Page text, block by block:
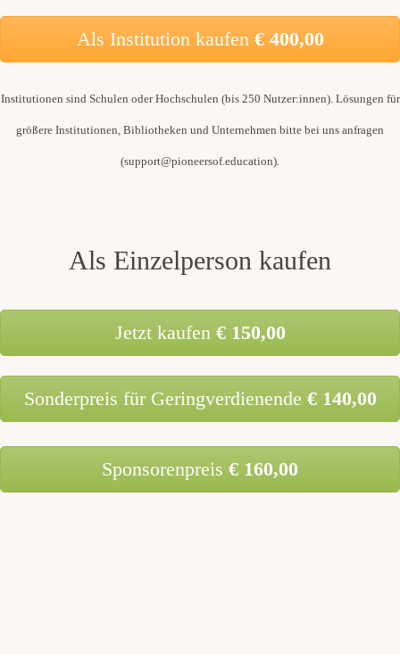
Als Institution kaufen € 400,00
Institutionen sind Schulen oder Hochschulen (bis 250 Nutzer:innen). Lösungen für
größere Institutionen, Bibliotheken und Unternehmen bitte bei uns anfragen
(support@pioneersof.education).
Als Einzelperson kaufen
Jetzt kaufen € 150,00
Sonderpreis für Geringverdienende € 140,00
Sponsorenpreis € 160,00